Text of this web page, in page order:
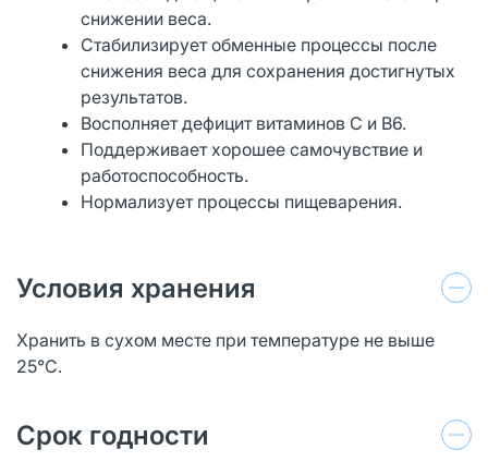
снижении веса.
Стабилизирует обменные процессы после
снижения веса для сохранения достигнутых
результатов.
Восполняет дефицит витаминов С и В6.
Поддерживает хорошее самочувствие и
работоспособность.
Нормализует процессы пищеварения.
Условия хранения
Хранить в сухом месте при температуре не выше
25°С.
Срок годности